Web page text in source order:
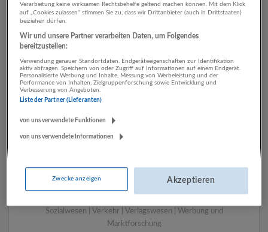
Bergheim bei Salzburg
Bau | Beherbergung und Gastronomie | Einzelhandel |
und Forstwirtschaft | Öffentliche Verwaltung | Rechtsberatung
Sozialwesen | Verkehr | Verlagswesen | Werbung und
Marktforschung
Verarbeitung keine wirksamen Rechtsbehelfe geltend machen können. Mit dem Klick
auf „Cookies zulassen“ stimmen Sie zu, dass wir Drittanbieter (auch in Drittstaaten)
beiziehen dürfen.
Wir und unsere Partner verarbeiten Daten, um Folgendes
bereitzustellen:
Verwendung genauer Standortdaten. Endgeräteeigenschaften zur Identifikation
aktiv abfragen. Speichern von oder Zugriff auf Informationen auf einem Endgerät.
Personalisierte Werbung und Inhalte, Messung von Werbeleistung und der
Performance von Inhalten, Zielgruppenforschung sowie Entwicklung und
Verbesserung von Angeboten.
Liste der Partner (Lieferanten)
von uns verwendete Funktionen
von uns verwendete Informationen
Zwecke anzeigen Akzeptieren